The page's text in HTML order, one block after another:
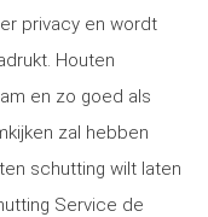
privacy en wordt
Houten
en zo goed als
zal hebben
schutting wilt laten
Service de